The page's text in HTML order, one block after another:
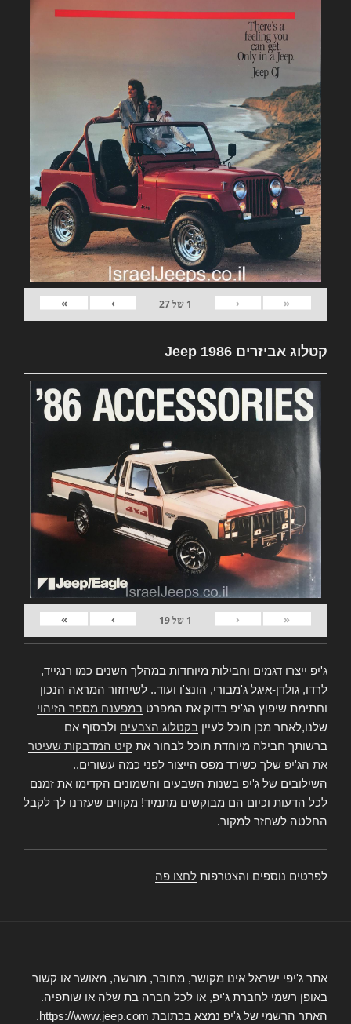
«
‹
1 של27
›
»
קטלוג אביזרים Jeep 1986
«
‹
1 של19
›
»
ג'יפ ייצרו דגמים וחבילות מיוחדות במהלך השנים כמו רנגייד,
לרדו, גולדן-איגל ג'מבורי, הונצ'ו ועוד.. לשיחזור המראה הנכון
וחתימת שיפוץ הג'יפ בדוק את המפרט במפענח מספר הזיהוי
שלנו,לאחר מכן תוכל לעיין בקטלוג הצבעים ולבסוף אם
ברשותך חבילה מיוחדת תוכל לבחור את קיט המדבקות שעיטר
את הג'יפ שלך כשירד מפס הייצור לפני כמה עשורים..
השילובים של ג'יפ בשנות השבעים והשמונים הקדימו את זמנם
לכל הדעות וכיום הם מבוקשים מתמיד! מקווים שעזרנו לך לקבל
החלטה לשחזר למקור.
לפרטים נוספים והצטרפות לחצו פה
אתר ג'יפי ישראל אינו מקושר, מחובר, מורשה, מאושר או קשור
באופן רשמי לחברת ג'יפ, או לכל חברה בת שלה או שותפיה.
האתר הרשמי של ג'יפ נמצא בכתובת https://www.jeep.com.